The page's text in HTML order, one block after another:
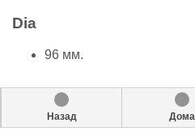
Dia
96 мм.
Назад Дома